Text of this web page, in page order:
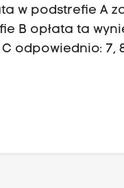
w podstrefie A
B opłata ta
odpowiednio: 7,